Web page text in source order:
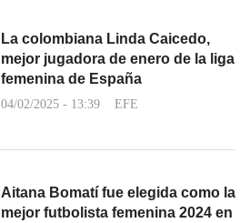
La colombiana Linda Caicedo,
mejor jugadora de enero de la liga
femenina de España
04/02/2025 - 13:39 EFE
Aitana Bomatí fue elegida como la
mejor futbolista femenina 2024 en